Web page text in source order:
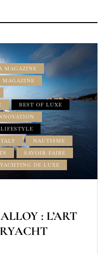
MAGAZINE
MAGAZINE
BEST OF LUXE
LIFESTYLE
NAUTISME
SAVOIR-FAIRE
YACHTING DE LUXE
: L’ART